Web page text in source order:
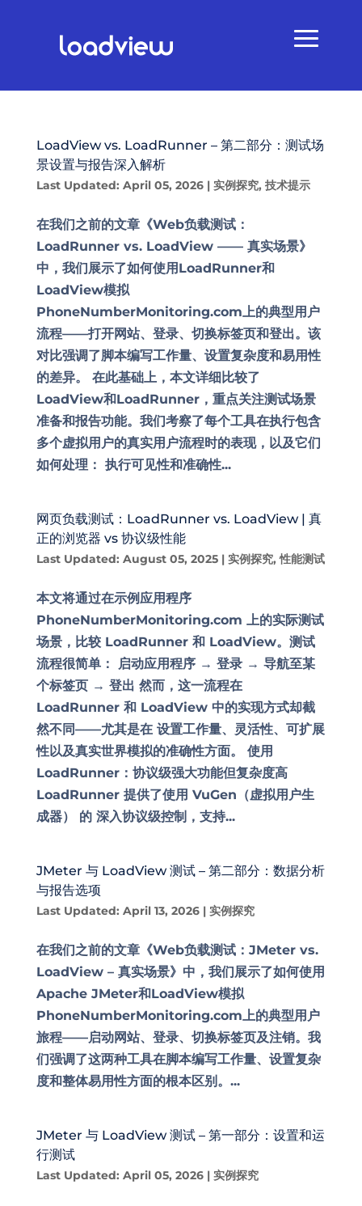
LoadView vs. LoadRunner – 第二部分：测试场
景设置与报告深入解析
Last Updated: April 05, 2026| 实例探究, 技术提示
在我们之前的文章《Web负载测试：
LoadRunner vs. LoadView —— 真实场景》
中，我们展示了如何使用LoadRunner和
LoadView模拟
PhoneNumberMonitoring.com上的典型用户
流程——打开网站、登录、切换标签页和登出。该
对比强调了脚本编写工作量、设置复杂度和易用性
的差异。 在此基础上，本文详细比较了
LoadView和LoadRunner，重点关注测试场景
准备和报告功能。我们考察了每个工具在执行包含
多个虚拟用户的真实用户流程时的表现，以及它们
如何处理： 执行可见性和准确性...
网页负载测试：LoadRunner vs. LoadView | 真
正的浏览器 vs 协议级性能
Last Updated: August 05, 2025| 实例探究,性能测试
本文将通过在示例应用程序
PhoneNumberMonitoring.com 上的实际测试
场景，比较 LoadRunner 和 LoadView。测试
流程很简单： 启动应用程序 → 登录 → 导航至某
个标签页 → 登出 然而，这一流程在
LoadRunner 和 LoadView 中的实现方式却截
然不同——尤其是在 设置工作量、灵活性、可扩展
性以及真实世界模拟的准确性方面。 使用
LoadRunner：协议级强大功能但复杂度高
LoadRunner 提供了使用 VuGen（虚拟用户生
成器） 的 深入协议级控制，支持...
JMeter 与 LoadView 测试 – 第二部分：数据分析
与报告选项
Last Updated: April 13, 2026| 实例探究
在我们之前的文章《Web负载测试：JMeter vs.
LoadView – 真实场景》中，我们展示了如何使用
Apache JMeter和LoadView模拟
PhoneNumberMonitoring.com上的典型用户
旅程——启动网站、登录、切换标签页及注销。我
们强调了这两种工具在脚本编写工作量、设置复杂
度和整体易用性方面的根本区别。...
JMeter 与 LoadView 测试 – 第一部分：设置和运
行测试
Last Updated: April 05, 2026| 实例探究